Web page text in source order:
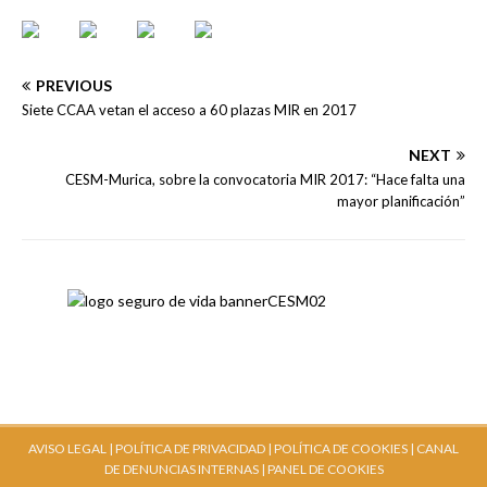
PREVIOUS
Siete CCAA vetan el acceso a 60 plazas MIR en 2017
NEXT
CESM-Murica, sobre la convocatoria MIR 2017: “Hace falta una
mayor planificación”
AVISO LEGAL | POLÍTICA DE PRIVACIDAD | POLÍTICA DE COOKIES | CANAL
DE DENUNCIAS INTERNAS| PANEL DE COOKIES